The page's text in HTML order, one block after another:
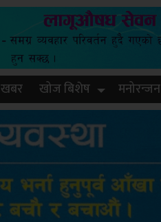
खोज बिशेष मनोरन्जन